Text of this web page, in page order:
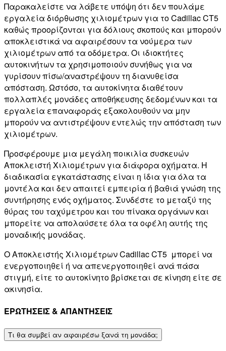
Παρακαλείστε να λάβετε υπόψη ότι δεν πουλάμε
εργαλεία διόρθωσης χιλιομέτρων για το Cadillac CT5
καθώς προορίζονται για δόλιους σκοπούς και μπορούν
αποκλειστικά να αφαιρέσουν τα νούμερα των
χιλιομέτρων από τα οδόμετρα. Οι ιδιοκτήτες
αυτοκινήτων τα χρησιμοποιούν συνήθως για να
γυρίσουν πίσω/αναστρέψουν τη διανυθείσα
απόσταση. Ωστόσο, τα αυτοκίνητα διαθέτουν
πολλαπλές μονάδες αποθήκευσης δεδομένων και τα
εργαλεία επαναφοράς εξακολουθούν να μην
μπορούν να αντιστρέψουν εντελώς την απόσταση των
χιλιομέτρων.
Προσφέρουμε μια μεγάλη ποικιλία συσκευών
Αποκλειστή Χιλιομέτρων για διάφορα οχήματα. Η
διαδικασία εγκατάστασης είναι η ίδια για όλα τα
μοντέλα και δεν απαιτεί εμπειρία ή βαθιά γνώση της
συντήρησης ενός οχήματος. Συνδέστε το μεταξύ της
θύρας του ταχύμετρου και του πίνακα οργάνων και
μπορείτε να απολαύσετε όλα τα οφέλη αυτής της
μοναδικής μονάδας.
Ο Αποκλειστής Χιλιομέτρων Cadillac CT5 μπορεί να
ενεργοποιηθεί ή να απενεργοποιηθεί ανά πάσα
στιγμή, είτε το αυτοκίνητο βρίσκεται σε κίνηση είτε σε
ακινησία.
ΕΡΩΤΗΣΕΙΣ & ΑΠΑΝΤΗΣΕΙΣ
Τι θα συμβεί αν αφαιρέσω ξανά τη μονάδα;